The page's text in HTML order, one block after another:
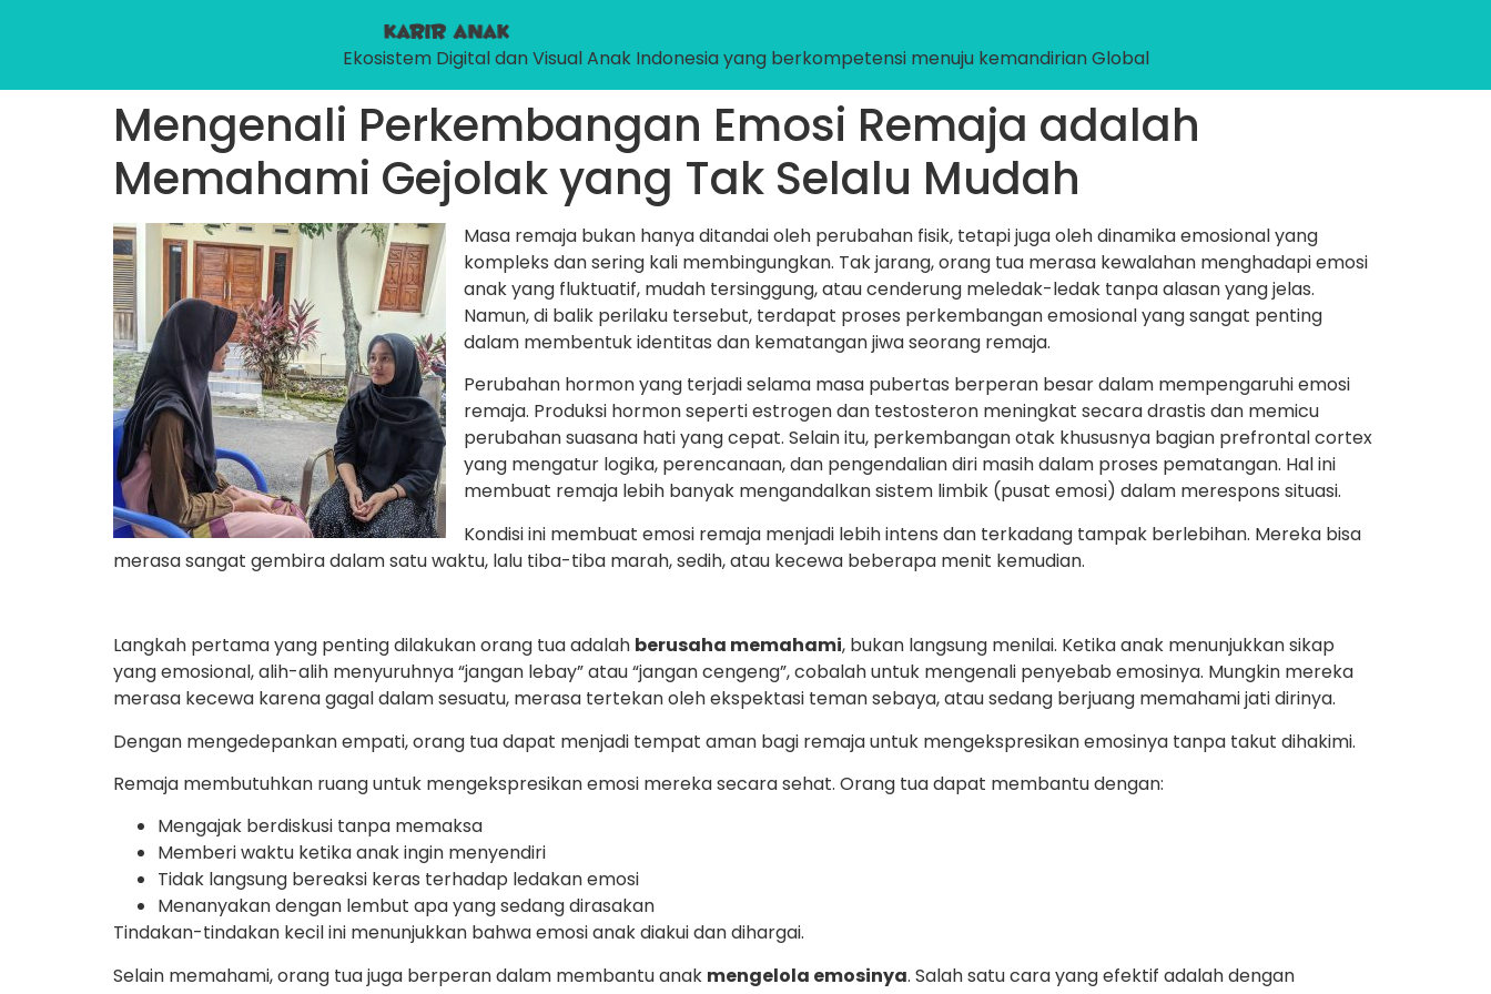
Ekosistem Digital dan Visual Anak Indonesia yang berkompetensi menuju kemandirian Global
Mengenali Perkembangan Emosi Remaja adalah
Memahami Gejolak yang Tak Selalu Mudah
Masa remaja bukan hanya ditandai oleh perubahan fisik, tetapi juga oleh dinamika emosional yang
kompleks dan sering kali membingungkan. Tak jarang, orang tua merasa kewalahan menghadapi emosi
anak yang fluktuatif, mudah tersinggung, atau cenderung meledak-ledak tanpa alasan yang jelas.
Namun, di balik perilaku tersebut, terdapat proses perkembangan emosional yang sangat penting
dalam membentuk identitas dan kematangan jiwa seorang remaja.
Perubahan hormon yang terjadi selama masa pubertas berperan besar dalam mempengaruhi emosi
remaja. Produksi hormon seperti estrogen dan testosteron meningkat secara drastis dan memicu
perubahan suasana hati yang cepat. Selain itu, perkembangan otak khususnya bagian prefrontal cortex
yang mengatur logika, perencanaan, dan pengendalian diri masih dalam proses pematangan. Hal ini
membuat remaja lebih banyak mengandalkan sistem limbik (pusat emosi) dalam merespons situasi.
Kondisi ini membuat emosi remaja menjadi lebih intens dan terkadang tampak berlebihan. Mereka bisa
merasa sangat gembira dalam satu waktu, lalu tiba-tiba marah, sedih, atau kecewa beberapa menit kemudian.
Langkah pertama yang penting dilakukan orang tua adalah berusaha memahami, bukan langsung menilai. Ketika anak menunjukkan sikap
yang emosional, alih-alih menyuruhnya “jangan lebay” atau “jangan cengeng”, cobalah untuk mengenali penyebab emosinya. Mungkin mereka
merasa kecewa karena gagal dalam sesuatu, merasa tertekan oleh ekspektasi teman sebaya, atau sedang berjuang memahami jati dirinya.
Dengan mengedepankan empati, orang tua dapat menjadi tempat aman bagi remaja untuk mengekspresikan emosinya tanpa takut dihakimi.
Remaja membutuhkan ruang untuk mengekspresikan emosi mereka secara sehat. Orang tua dapat membantu dengan:
Mengajak berdiskusi tanpa memaksa
Memberi waktu ketika anak ingin menyendiri
Tidak langsung bereaksi keras terhadap ledakan emosi
Menanyakan dengan lembut apa yang sedang dirasakan
Tindakan-tindakan kecil ini menunjukkan bahwa emosi anak diakui dan dihargai.
Selain memahami, orang tua juga berperan dalam membantu anak mengelola emosinya. Salah satu cara yang efektif adalah dengan